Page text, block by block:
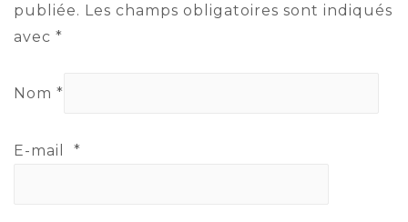
publiée. Les champs obligatoires sont indiqués
avec *
Nom *
E-mail *